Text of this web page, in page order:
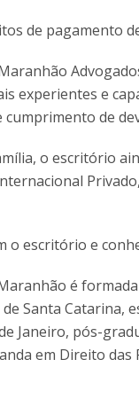
de
experientes e
de
o escritório
o escritório e
é
Santa Catarina,
Janeiro, pós-
em Direito das